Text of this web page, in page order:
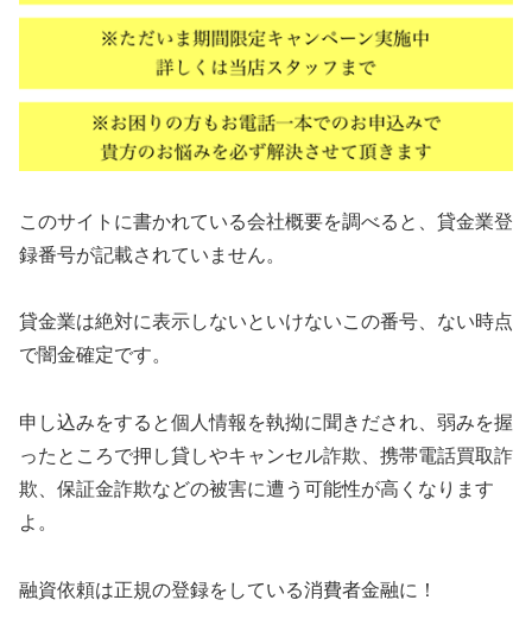
このサイトに書かれている会社概要を調べると、貸金業登
録番号が記載されていません。
貸金業は絶対に表示しないといけないこの番号、ない時点
で闇金確定です。
申し込みをすると個人情報を執拗に聞きだされ、弱みを握
ったところで押し貸しやキャンセル詐欺、携帯電話買取詐
欺、保証金詐欺などの被害に遭う可能性が高くなります
よ。
融資依頼は正規の登録をしている消費者金融に！